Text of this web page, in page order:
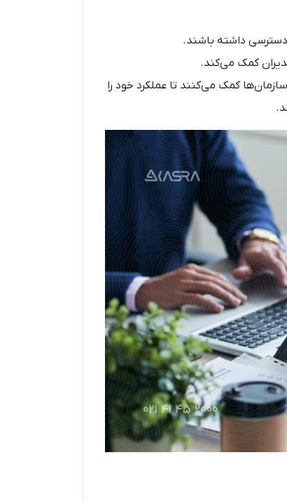
دسترسی داشته باشند.
کمک می‌کند.
کمک می‌کنند تا عملکرد خود را